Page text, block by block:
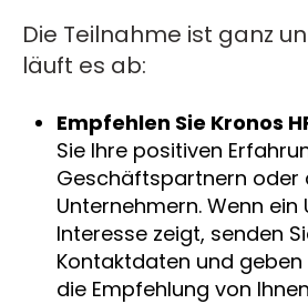
Die Teilnahme ist ganz
läuft es ab:
Empfehlen Sie Kronos
Sie Ihre positiven
Geschäftspartnern oder
Unternehmern. Wenn ein
Interesse zeigt, senden
Kontaktdaten und geben
die Empfehlung von